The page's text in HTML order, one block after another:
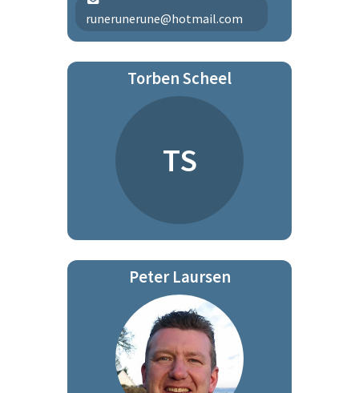
runerunerune@hotmail.com
Torben Scheel
TS
Peter Laursen